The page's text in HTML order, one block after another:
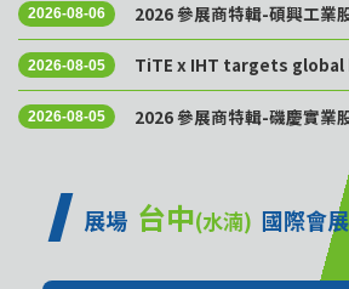
2026-08-06 2026 參展商特輯-碩興工業
2026-08-05
TiTE x IHT targets
Golden Sourcing Week
2026-08-05 2026 參展商特輯-磯慶實業
展場 台中(水湳) 國際會